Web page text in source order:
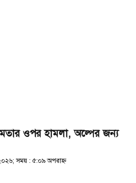
ওপর হামলা, অল্পের জন্য
সময় : ৫:০৯ অপরাহ্ণ